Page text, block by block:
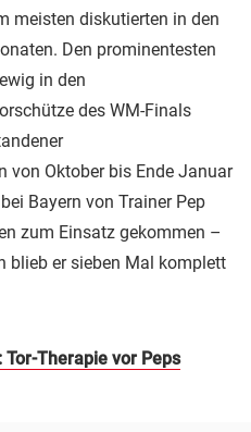
meisten diskutierten in den
Den prominentesten
in den
des WM-Finals
von Oktober bis Ende Januar
Bayern von Trainer Pep
zum Einsatz gekommen –
blieb er sieben Mal komplett
Therapie vor Peps